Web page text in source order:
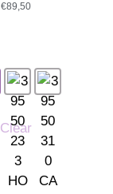
€89,50
Clear